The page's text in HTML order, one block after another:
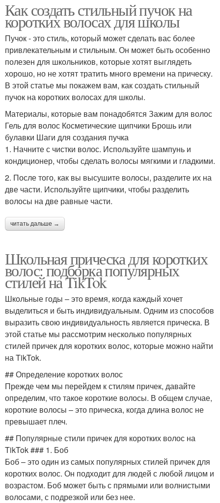
Как создать стильный пучок на
коротких волосах для школы
Пучок - это стиль, который может сделать вас более
привлекательным и стильным. Он может быть особенно
полезен для школьников, которые хотят выглядеть
хорошо, но не хотят тратить много времени на прическу.
В этой статье мы покажем вам, как создать стильный
пучок на коротких волосах для школы.
Материалы, которые вам понадобятся Зажим для волос
Гель для волос Косметические щипчики Брошь или
булавки Шаги для создания пучка
1. Начните с чистки волос. Используйте шампунь и
кондиционер, чтобы сделать волосы мягкими и гладкими.
2. После того, как вы высушите волосы, разделите их на
две части. Используйте щипчики, чтобы разделить
волосы на две равные части.
читать дальше →
Школьная прическа для коротких
волос: подборка популярных
стилей на TikTok
Школьные годы – это время, когда каждый хочет
выделиться и быть индивидуальным. Одним из способов
выразить свою индивидуальность является прическа. В
этой статье мы рассмотрим несколько популярных
стилей причек для коротких волос, которые можно найти
на TikTok.
## Определение коротких волос
Прежде чем мы перейдем к стилям причек, давайте
определим, что такое короткие волосы. В общем случае,
короткие волосы – это прическа, когда длина волос не
превышает плеч.
## Популярные стили причек для коротких волос на
TikTok ### 1. Боб
Боб – это один из самых популярных стилей причек для
коротких волос. Он подходит для людей с любой лицом и
возрастом. Боб может быть с прямыми или волнистыми
волосами, с подрезкой или без нее.